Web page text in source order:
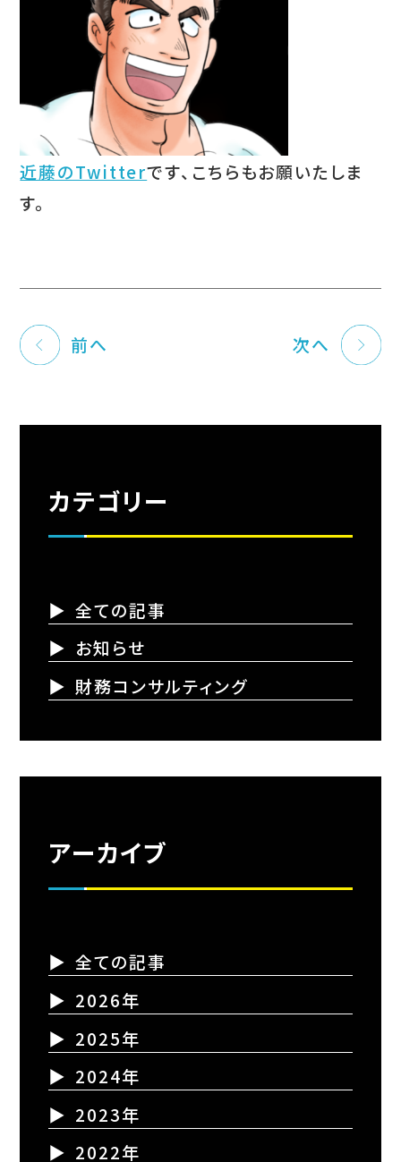
近藤のTwitterです、こちらもお願いたしま
す。
前へ 次へ
カテゴリー
全ての記事
お知らせ
財務コンサルティング
アーカイブ
全ての記事
2026年
2025年
2024年
2023年
2022年